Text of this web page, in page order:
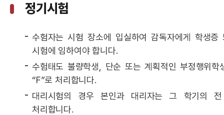
정기시험
수험자는 시험 장소에 입실하여 감독자에게 학생증
시험에 임하여야 합니다.
수험태도 불량학생, 단순 또는 계획적인 부정행위학
“F”로 처리합니다.
대리시험의 경우 본인과 대리자는 그 학기의
처리합니다.